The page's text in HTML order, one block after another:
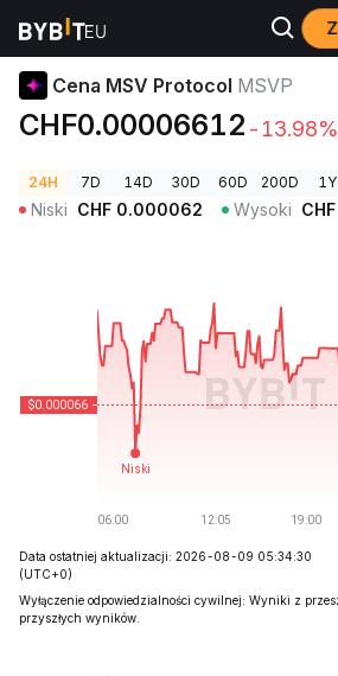
Ceny kryptowalut Cena MSV Protocol
Cena MSV Protocol MSVP
CHF0.00006612 -13.98%
24H 7D 14D 30D 60D 200D 1Y
Niski CHF 0.000062 Wysoki CHF
Data ostatniej aktualizacji: 2026-08-09 05:34:30
(UTC+0)
Wyłączenie odpowiedzialności cywilnej: Wyniki z
przyszłych wyników.